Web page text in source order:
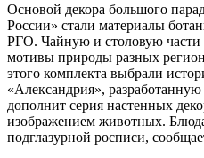
Основой декора большого
России» стали материалы
РГО. Чайную и столовую части
мотивы природы разных
этого комплекта выбрали
«Александрия»,
дополнит серия настенных
изображением животных.
подглазурной росписи,